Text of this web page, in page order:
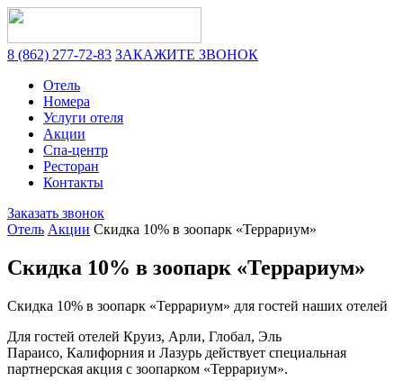
8 (862) 277-72-83 ЗАКАЖИТЕ ЗВОНОК
Отель
Номера
Услуги отеля
Акции
Спа-центр
Ресторан
Контакты
Заказать звонок
Отель Акции Скидка 10% в зоопарк «Террариум»
Скидка 10% в зоопарк «Террариум»
Скидка 10% в зоопарк «Террариум» для гостей наших отелей
Для гостей отелей Круиз, Арли, Глобал, Эль
Параисо, Калифорния и Лазурь действует специальная
партнерская акция с зоопарком «Террариум».